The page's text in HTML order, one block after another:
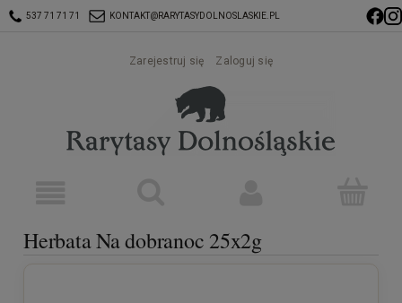
537 71 71 71 KONTAKT@RARYTASYDOLNOSLASKIE.PL
Zarejestruj się Zaloguj się
Herbata Na dobranoc 25x2g